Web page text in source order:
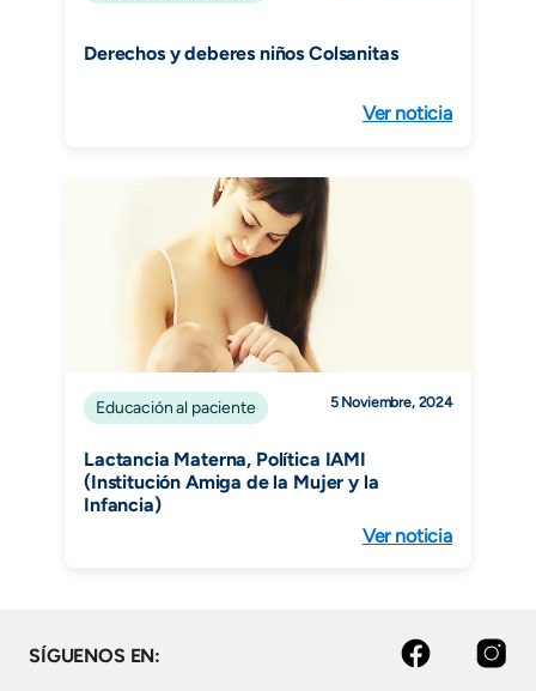
Derechos y deberes niños Colsanitas
Ver noticia
Educación al paciente 5 Noviembre, 2024
Lactancia Materna, Política IAMI
(Institución Amiga de la Mujer y la
Infancia)
Ver noticia
SÍGUENOS EN: Facebook Instagram